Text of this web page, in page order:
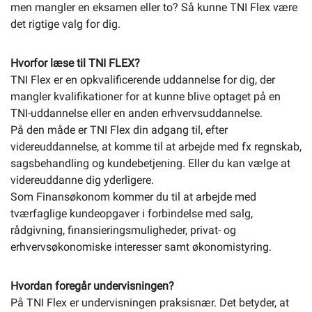
men mangler en eksamen eller to? Så kunne TNI Flex være
det rigtige valg for dig.
Hvorfor læse til TNI FLEX?
TNI Flex er en opkvalificerende uddannelse for dig, der
mangler kvalifikationer for at kunne blive optaget på en
TNI-uddannelse eller en anden erhvervsuddannelse.
På den måde er TNI Flex din adgang til, efter
videreuddannelse, at komme til at arbejde med fx regnskab,
sagsbehandling og kundebetjening. Eller du kan vælge at
videreuddanne dig yderligere.
Som Finansøkonom kommer du til at arbejde med
tværfaglige kundeopgaver i forbindelse med salg,
rådgivning, finansieringsmuligheder, privat- og
erhvervsøkonomiske interesser samt økonomistyring.
Hvordan foregår undervisningen?
På TNI Flex er undervisningen praksisnær. Det betyder, at